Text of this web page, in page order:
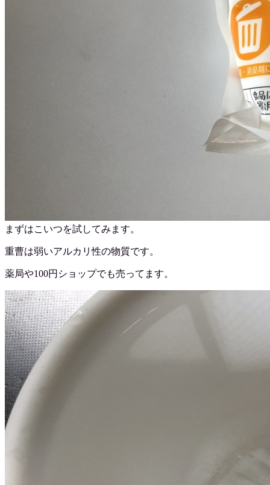
まずはこいつを試してみます。
重曹は弱いアルカリ性の物質です。
薬局や100円ショップでも売ってます。